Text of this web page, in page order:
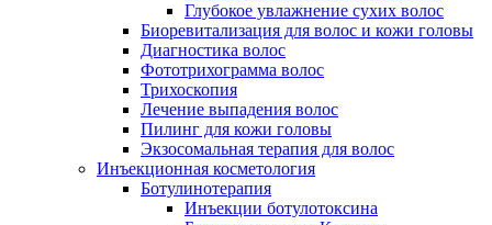
Глубокое увлажнение сухих волос
Биоревитализация для волос и кожи головы
Диагностика волос
Фототрихограмма волос
Трихоскопия
Лечение выпадения волос
Пилинг для кожи головы
Экзосомальная терапия для волос
Инъекционная косметология
Ботулинотерапия
Инъекции ботулотоксина